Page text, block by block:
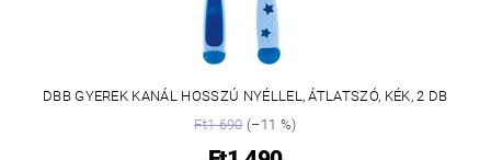
DBB GYEREK KANÁL HOSSZÚ NYÉLLEL, ÁTLATSZÓ, KÉK, 2 DB
Ft1 690(–11 %)